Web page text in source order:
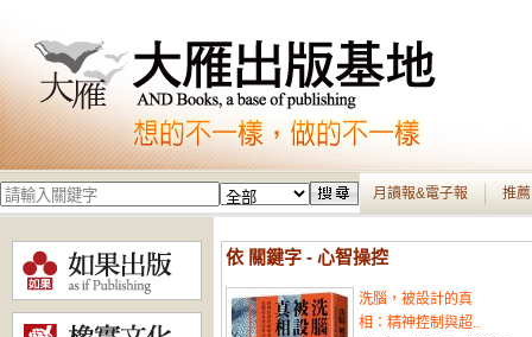
月讀報&電子報 推
依 關鍵字 - 心智操控
洗腦，被設計的真
相：精神控制與超..